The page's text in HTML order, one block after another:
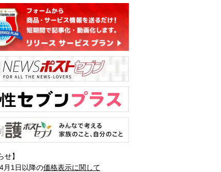
せ】
月1日以降の価格表示に関して